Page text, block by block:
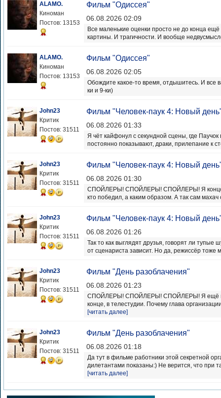
ALAMO.
Киноман
Постов: 13153
Фильм "Одиссея"
06.08.2026 02:09
Все маленькие оценки просто не до конца
картины. И трагичности. И вообще
ALAMO.
Киноман
Постов: 13153
Фильм "Одиссея"
06.08.2026 02:05
Обождите какое-то время, отдышитесь. И все
ки и 9-ки)
John23
Критик
Постов: 31511
Фильм "Человек-паук 4: Новый
06.08.2026 01:33
Я чёт кайфонул с секундной сцены, где
постоянно показывают, драки, прилепание к
John23
Критик
Постов: 31511
Фильм "Человек-паук 4: Новый
06.08.2026 01:30
СПОЙЛЕРЫ! СПОЙЛЕРЫ! СПОЙЛЕРЫ! Я
кто победил, а каким образом. А так сам
John23
Критик
Постов: 31511
Фильм "Человек-паук 4: Новый
06.08.2026 01:26
Так то как выглядят друзья, говорят ли
от сценариста зависит. Но да, режиссёр тоже
John23
Критик
Постов: 31511
Фильм "День разоблачения"
06.08.2026 01:23
СПОЙЛЕРЫ! СПОЙЛЕРЫ! СПОЙЛЕРЫ! Я ещё не
конце, в телестудии. Почему глава
[читать далее]
John23
Критик
Постов: 31511
Фильм "День разоблачения"
06.08.2026 01:18
Да тут в фильме работники этой секретной
дилетантами показаны:) Не верится, что при
[читать далее]